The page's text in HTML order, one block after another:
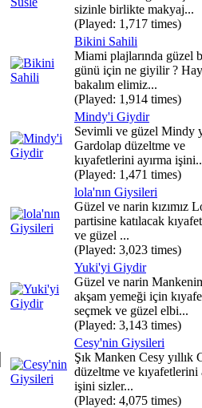
sizinle birlikte makyaj...
(Played: 1,717 times)
Bikini Sahili
Miami plajlarında güzel
günü için ne giyilir ?
bakalım elimiz...
(Played: 1,914 times)
Mindy'i Giydir
Sevimli ve güzel Mindy
Gardolap düzeltme ve
kıyafetlerini ayırma
(Played: 1,471 times)
lola'nın Giysileri
Güzel ve narin kızımız
partisine katılacak
ve güzel ...
(Played: 3,023 times)
Yuki'yi Giydir
Güzel ve narin
akşam yemeği için
seçmek ve güzel elbi...
(Played: 3,143 times)
Cesy'nin Giysileri
Şık Manken Cesy yıllık
düzeltme ve kıyafetlerini
işini sizler...
(Played: 4,075 times)